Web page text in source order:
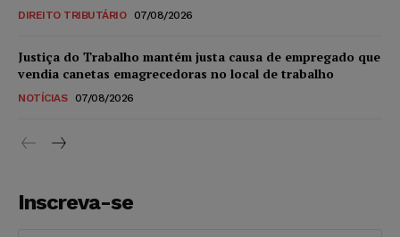
DIREITO TRIBUTÁRIO 07/08/2026
Justiça do Trabalho mantém justa causa de empregado que
vendia canetas emagrecedoras no local de trabalho
NOTÍCIAS 07/08/2026
Inscreva-se